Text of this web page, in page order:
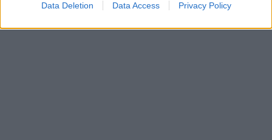
Data Deletion Data Access Privacy Policy